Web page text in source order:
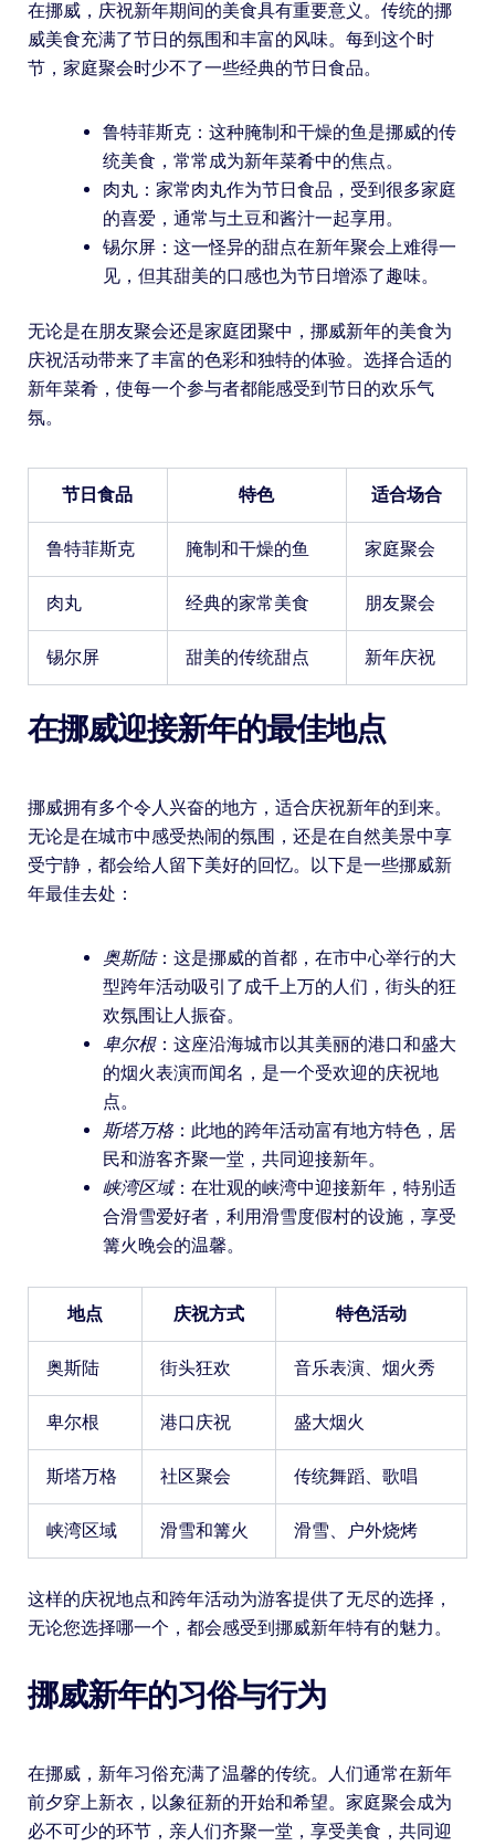
在挪威，庆祝新年期间的美食具有重要意义。传统的挪
威美食充满了节日的氛围和丰富的风味。每到这个时
节，家庭聚会时少不了一些经典的节日食品。
鲁特菲斯克：这种腌制和干燥的鱼是挪威的传
统美食，常常成为新年菜肴中的焦点。
肉丸：家常肉丸作为节日食品，受到很多家庭
的喜爱，通常与土豆和酱汁一起享用。
锡尔屏：这一怪异的甜点在新年聚会上难得一
见，但其甜美的口感也为节日增添了趣味。
无论是在朋友聚会还是家庭团聚中，挪威新年的美食为
庆祝活动带来了丰富的色彩和独特的体验。选择合适的
新年菜肴，使每一个参与者都能感受到节日的欢乐气
氛。
节日食品 特色 适合场合
鲁特菲斯克 腌制和干燥的鱼 家庭聚会
肉丸 经典的家常美食 朋友聚会
锡尔屏 甜美的传统甜点 新年庆祝
在挪威迎接新年的最佳地点
挪威拥有多个令人兴奋的地方，适合庆祝新年的到来。
无论是在城市中感受热闹的氛围，还是在自然美景中享
受宁静，都会给人留下美好的回忆。以下是一些挪威新
年最佳去处：
奥斯陆：这是挪威的首都，在市中心举行的大
型跨年活动吸引了成千上万的人们，街头的狂
欢氛围让人振奋。
卑尔根：这座沿海城市以其美丽的港口和盛大
的烟火表演而闻名，是一个受欢迎的庆祝地
点。
斯塔万格：此地的跨年活动富有地方特色，居
民和游客齐聚一堂，共同迎接新年。
峡湾区域：在壮观的峡湾中迎接新年，特别适
合滑雪爱好者，利用滑雪度假村的设施，享受
篝火晚会的温馨。
地点 庆祝方式 特色活动
奥斯陆 街头狂欢 音乐表演、烟火秀
卑尔根 港口庆祝 盛大烟火
斯塔万格 社区聚会 传统舞蹈、歌唱
峡湾区域 滑雪和篝火 滑雪、户外烧烤
这样的庆祝地点和跨年活动为游客提供了无尽的选择，
无论您选择哪一个，都会感受到挪威新年特有的魅力。
挪威新年的习俗与行为
在挪威，新年习俗充满了温馨的传统。人们通常在新年
前夕穿上新衣，以象征新的开始和希望。家庭聚会成为
必不可少的环节，亲人们齐聚一堂，享受美食，共同迎